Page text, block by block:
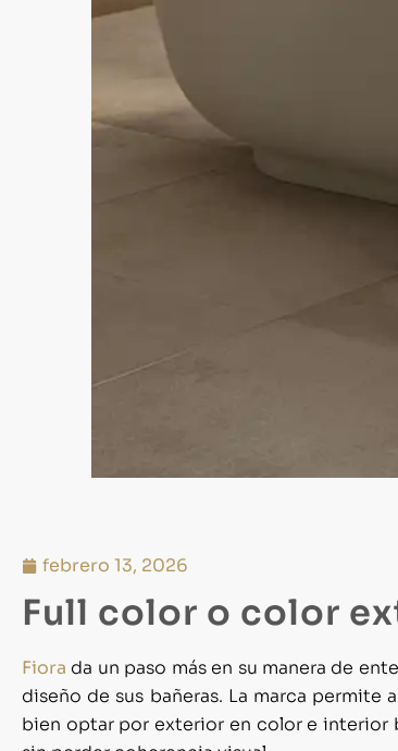
febrero 13, 2026
Full color o color
Fiora da un paso más en su manera de
diseño de sus bañeras. La marca
bien optar por exterior en color e interior